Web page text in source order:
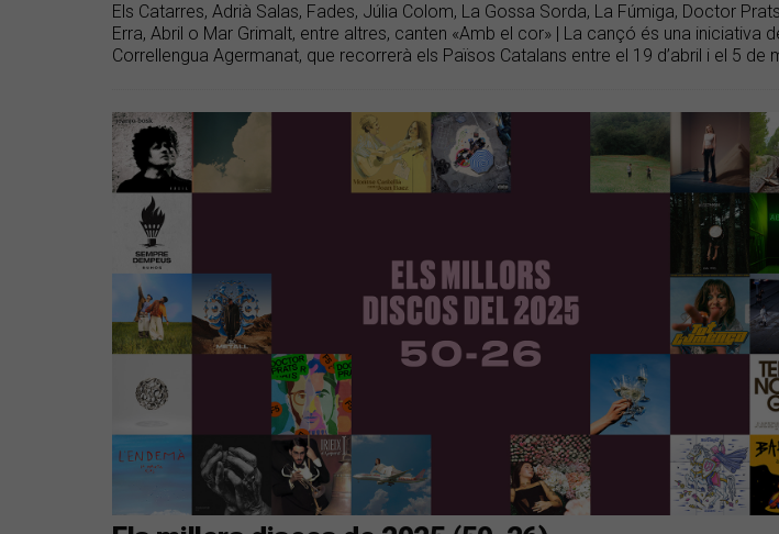
Els Catarres, Adrià Salas, Fades, Júlia Colom, La Gossa Sorda, La Fúmiga, Doctor
Erra, Abril o Mar Grimalt, entre altres, canten «Amb el cor» | La cançó és una iniciativa
Correllengua Agermanat, que recorrerà els Països Catalans entre el 19 d’abril i el 5 de